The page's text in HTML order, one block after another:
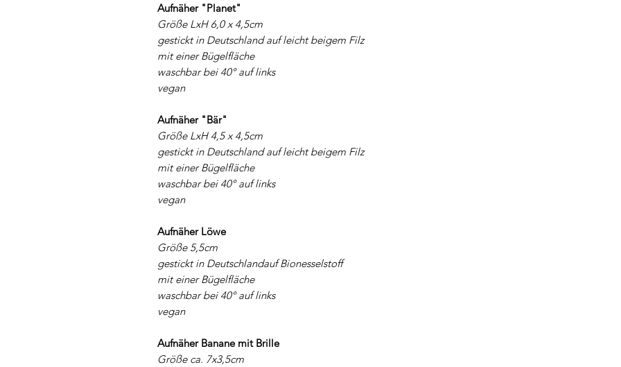
Aufnäher "Planet"
Größe LxH 6,0 x 4,5cm
gestickt in Deutschland auf leicht beigem Filz
mit einer Bügelfläche
waschbar bei 40° auf links
vegan
Aufnäher "Bär"
Größe LxH 4,5 x 4,5cm
gestickt in Deutschland auf leicht beigem Filz
mit einer Bügelfläche
waschbar bei 40° auf links
vegan
Aufnäher Löwe
Größe 5,5cm
gestickt in Deutschlandauf Bionesselstoff
mit einer Bügelfläche
waschbar bei 40° auf links
vegan
Aufnäher Banane mit Brille
Größe ca. 7x3,5cm